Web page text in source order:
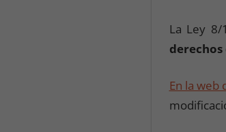
La Ley
derechos
En la web